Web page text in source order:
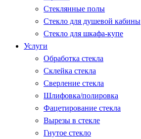
Стеклянные полы
Стекло для душевой кабины
Стекло для шкафа-купе
Услуги
Обработка стекла
Склейка стекла
Сверление стекла
Шлифовка/полировка
Фацетирование стекла
Вырезы в стекле
Гнутое стекло